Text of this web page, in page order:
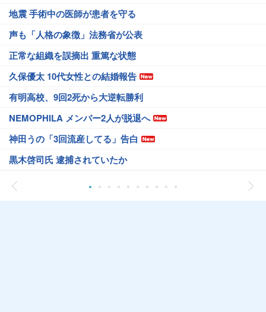
地震 手術中の医師が患者を守る
声も「人格の象徴」法務省が公表
正常な組織を誤摘出 重篤な状態
久保優太 10代女性との結婚報告
有明高校、9回2死から大逆転勝利
NEMOPHILA メンバー2人が脱退へ
神田うの「3回流産してる」告白
黒木啓司氏 逮捕されていたか